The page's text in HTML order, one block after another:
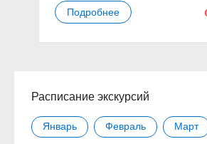
Подробнее
Расписание экскурсий
Январь Февраль Март